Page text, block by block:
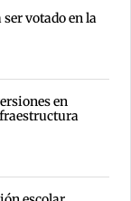
votado en la
en